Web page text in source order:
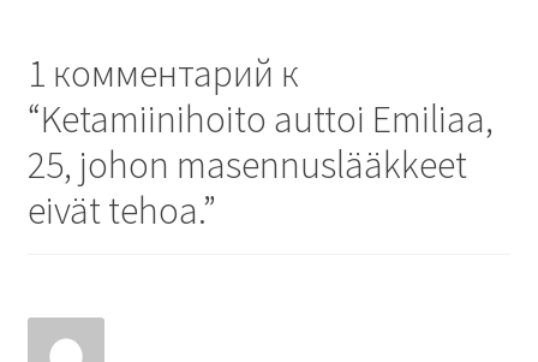
1 комментарий к
“Ketamiinihoito auttoi Emiliaa,
25, johon masennuslääkkeet
eivät tehoa.”